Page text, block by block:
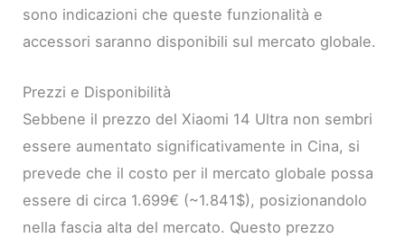
sono indicazioni che queste funzionalità e
accessori saranno disponibili sul mercato globale.
Prezzi e Disponibilità
Sebbene il prezzo del Xiaomi 14 Ultra non sembri
essere aumentato significativamente in Cina, si
prevede che il costo per il mercato globale possa
essere di circa 1.699€ (~1.841$), posizionandolo
nella fascia alta del mercato. Questo prezzo